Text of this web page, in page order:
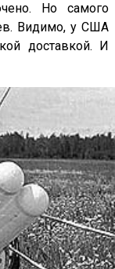
Но самого
Видимо, у США
доставкой. И